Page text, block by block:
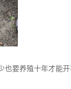
也要养殖十年才能